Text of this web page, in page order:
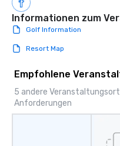
Informationen zum
Golf Information
Resort Map
Empfohlene
5 andere
Anforderungen